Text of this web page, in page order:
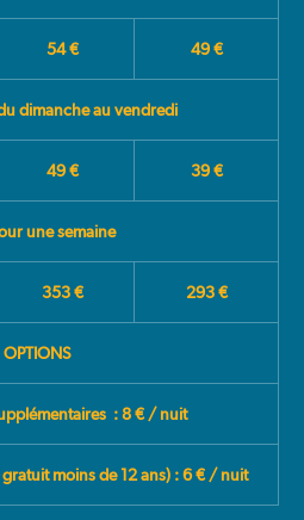
54 € 49 €
dimanche au vendredi
49 € 39 €
une semaine
353 € 293 €
OPTIONS
: 8 € / nuit
gratuit moins de 12 ans) : 6 € / nuit